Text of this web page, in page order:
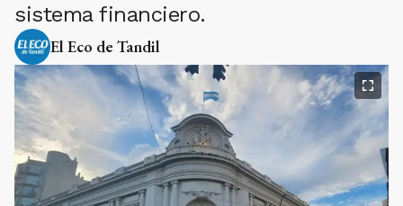
sistema financiero.
El Eco de Tandil